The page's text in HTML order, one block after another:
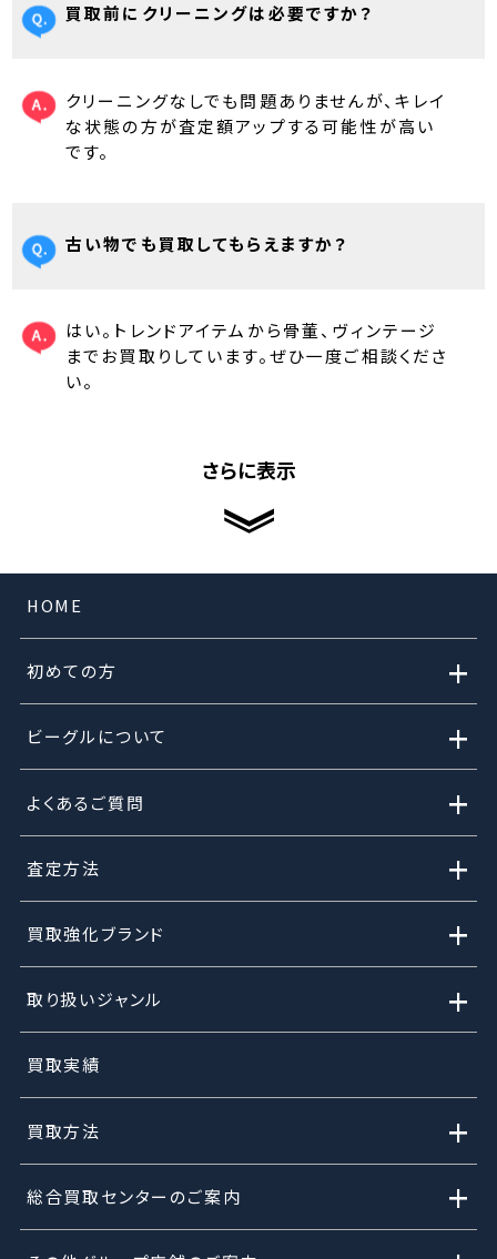
買取前にクリーニングは必要ですか？
クリーニングなしでも問題ありませんが、キレイ
な状態の方が査定額アップする可能性が高い
です。
古い物でも買取してもらえますか？
はい。トレンドアイテムから骨董、ヴィンテージ
までお買取りしています。ぜひ一度ご相談くださ
い。
さらに表示
HOME
初めての方 +
ビーグルについて +
よくあるご質問 +
査定方法 +
買取強化ブランド +
取り扱いジャンル +
買取実績
買取方法 +
総合買取センターのご案内 +